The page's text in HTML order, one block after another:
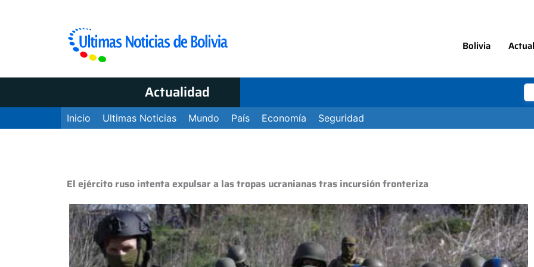
Bolivia
Actualidad
Inicio Ultimas Noticias Mundo País Economía Seguridad
El ejército ruso intenta expulsar a las tropas ucranianas tras incursión fronteriza